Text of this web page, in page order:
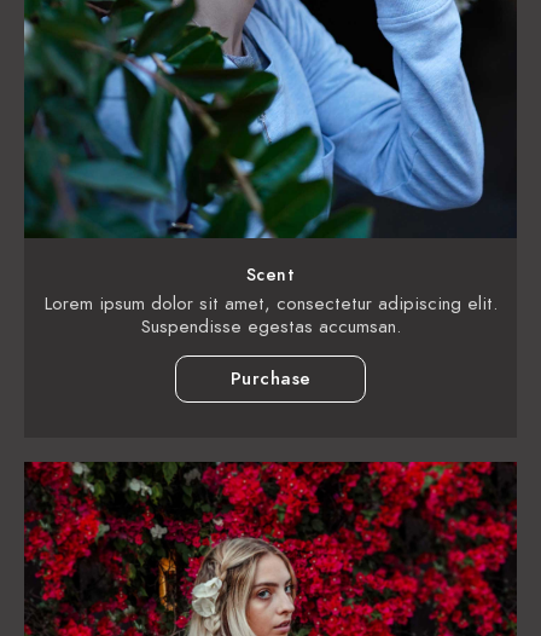
Scent
Lorem ipsum dolor sit amet, consectetur adipiscing elit.
Suspendisse egestas accumsan.
Purchase